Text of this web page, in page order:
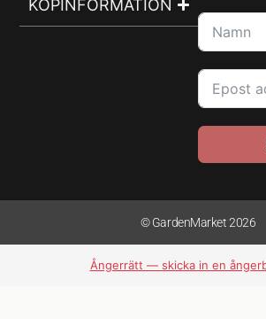
KÖPINFORMATION
© GardenMarket 2026
Ångerrätt — skicka in en